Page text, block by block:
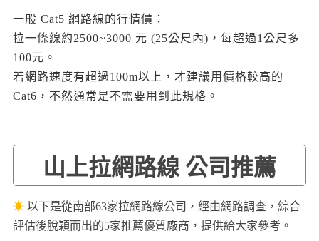
一般 Cat5 網路線的行情價：
拉一條線約2500~3000 元 (25公尺內)，每超過1公尺多
100元。
若網路速度有超過100m以上，才建議用價格較高的
Cat6，不然通常是不需要用到此規格。
山上拉網路線 公司推薦
☀以下是從南部63家拉網路線公司，經由網路調查，綜合
評估後脫穎而出的5家推薦優質廠商，提供給大家參考。